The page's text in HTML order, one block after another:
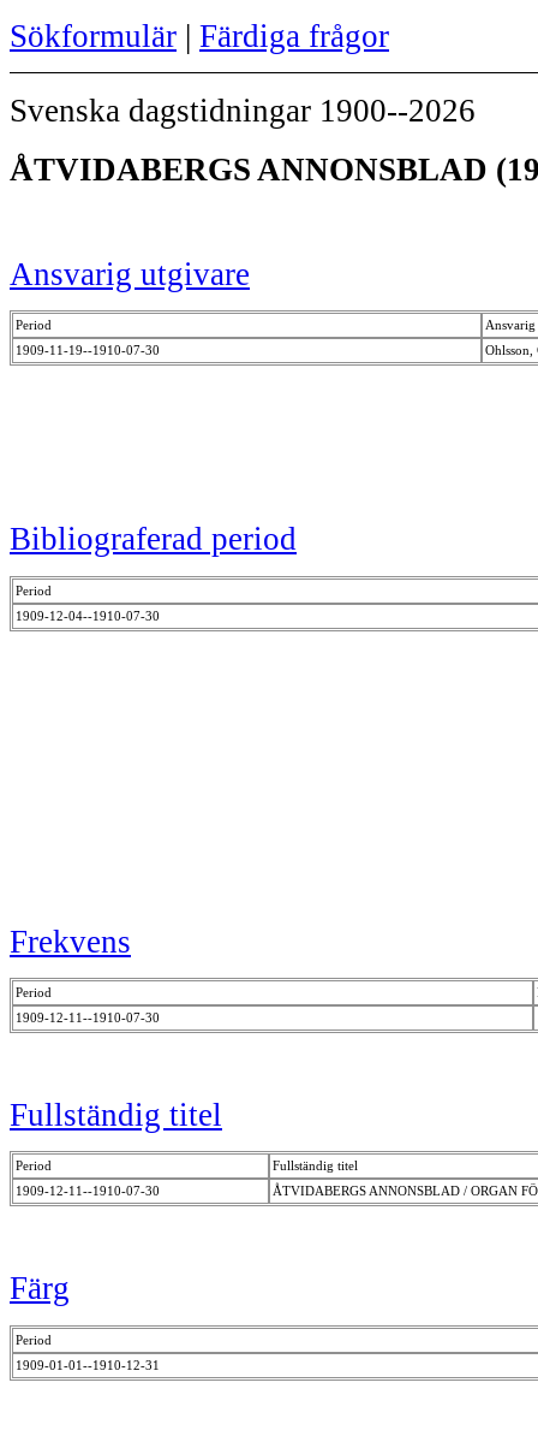
Sökformulär | Färdiga frågor
Svenska dagstidningar 1900--2026
ÅTVIDABERGS ANNONSBLAD
Ansvarig utgivare
Period
1909-11-19--1910-07-30
Bibliograferad period
Period
1909-12-04--1910-07-30
Frekvens
Period
1909-12-11--1910-07-30
Fullständig titel
Period
Fullständig titel
1909-12-11--1910-07-30
ÅTVIDABERGS ANNONSBLAD / ORGAN
Färg
Period
1909-01-01--1910-12-31